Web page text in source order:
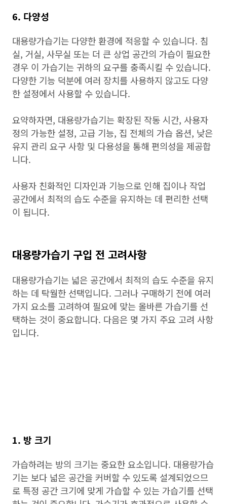
6. 다양성
대용량가습기는 다양한 환경에 적응할 수 있습니다. 침
실, 거실, 사무실 또는 더 큰 상업 공간의 가습이 필요한
경우 이 가습기는 귀하의 요구를 충족시킬 수 있습니다.
다양한 기능 덕분에 여러 장치를 사용하지 않고도 다양
한 설정에서 사용할 수 있습니다.
요약하자면, 대용량가습기는 확장된 작동 시간, 사용자
정의 가능한 설정, 고급 기능, 집 전체의 가습 옵션, 낮은
유지 관리 요구 사항 및 다용성을 통해 편의성을 제공합
니다.
사용자 친화적인 디자인과 기능으로 인해 집이나 작업
공간에서 최적의 습도 수준을 유지하는 데 편리한 선택
이 됩니다.
대용량가습기 구입 전 고려사항
대용량가습기는 넓은 공간에서 최적의 습도 수준을 유지
하는 데 탁월한 선택입니다. 그러나 구매하기 전에 여러
가지 요소를 고려하여 필요에 맞는 올바른 가습기를 선
택하는 것이 중요합니다. 다음은 몇 가지 주요 고려 사항
입니다.
1. 방 크기
가습하려는 방의 크기는 중요한 요소입니다. 대용량가습
기는 보다 넓은 공간을 커버할 수 있도록 설계되었으므
로 특정 공간 크기에 맞게 가습할 수 있는 가습기를 선택